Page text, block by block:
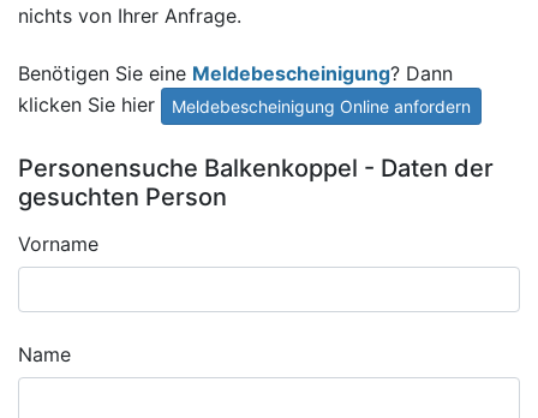
nichts von Ihrer Anfrage.
Benötigen Sie eine Meldebescheinigung? Dann
klicken Sie hier
Meldebescheinigung Online anfordern
Personensuche Balkenkoppel - Daten der
gesuchten Person
Vorname
Name